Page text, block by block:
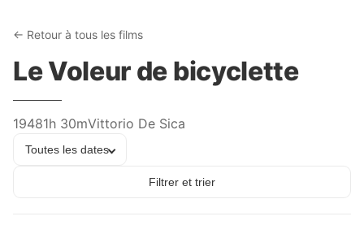
← Retour à tous les films
Le Voleur de bicyclette
19481h 30mVittorio De Sica
Toutes les dates
Filtrer et trier